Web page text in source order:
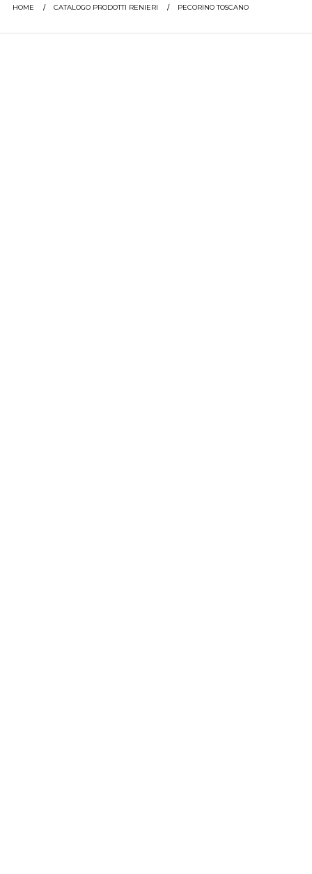
HOME CATALOGO PRODOTTI RENIERI PECORINO TOSCANO